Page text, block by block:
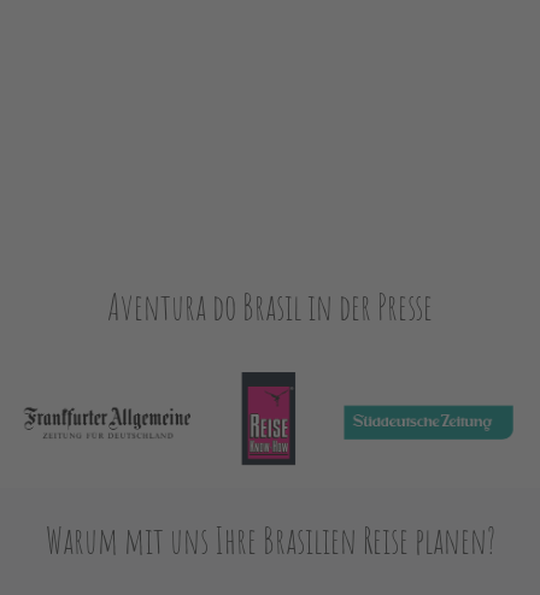
Aventura do Brasil in der Presse
Warum mit uns Ihre Brasilien Reise planen?